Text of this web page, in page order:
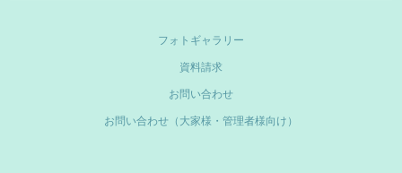
フォトギャラリー
資料請求
お問い合わせ
お問い合わせ（大家様・管理者様向け）